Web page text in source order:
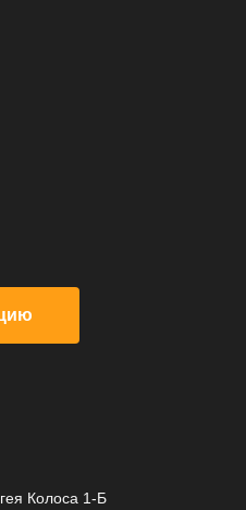
Колоса 1-Б